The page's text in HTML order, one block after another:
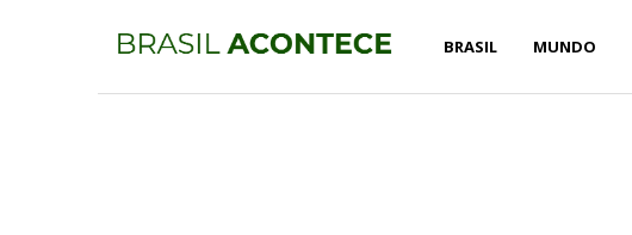
BRASIL MUNDO